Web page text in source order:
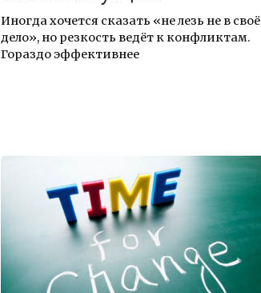
Иногда хочется сказать «не лезь не в своё
дело», но резкость ведёт к конфликтам.
Гораздо эффективнее